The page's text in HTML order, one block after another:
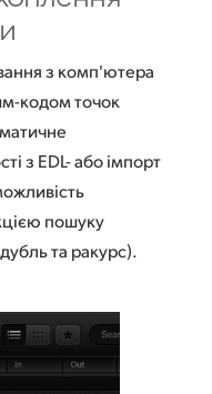
з комп'ютера
кодом точок
з EDL- або імпорт
пошуку
та ракурс).